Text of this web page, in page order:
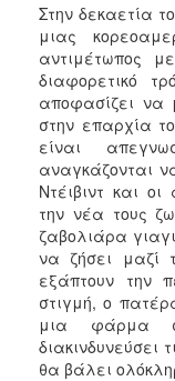
Στην δεκαετία
μιας
αντιμέτωπος
διαφορετικό
αποφασίζει να
στην επαρχία
είναι
αναγκάζονται
Ντέιβιντ και
την νέα τους
ζαβολιάρα
να ζήσει μαζί
εξάπτουν την
στιγμή, ο
μια φάρμα
διακινδυνεύσει
θα βάλει